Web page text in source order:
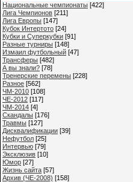
Национальные чемпионаты [422]
Лига Чемпионов [211]
Лига Европы [147]
Кубок Интертото [24]
Кубки и Суперкубки [91]
Разные турниры [148]
Измаил футбольный [47]
Трансферы [482]
А вы знали? [78]
Тренерские перемены [228]
Разное [562]
ЧМ-2010 [108]
ЧЕ-2012 [117]
ЧМ-2014 [4]
Cкандалы [176]
Травмы [127]
Дисквалификации [39]
Нефутбол [25]
Интервью [79]
Эксклюзив [10]
Юмор [27]
Жизнь сайта [57]
Архив (ЧЕ-2008) [158]